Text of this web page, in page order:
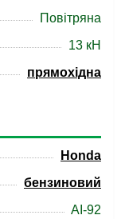
Повітряна
13 кН
прямохідна
Honda
бензиновий
АІ-92